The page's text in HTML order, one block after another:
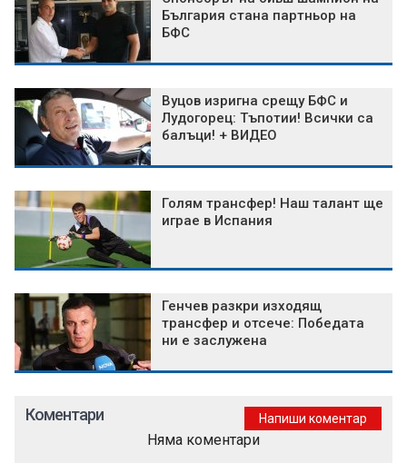
България стана партньор на
БФС
Вуцов изригна срещу БФС и
Лудогорец: Тъпотии! Всички са
балъци! + ВИДЕО
Голям трансфер! Наш талант ще
играе в Испания
Генчев разкри изходящ
трансфер и отсече: Победата
ни е заслужена
Коментари Напиши коментар
Няма коментари